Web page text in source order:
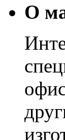
О